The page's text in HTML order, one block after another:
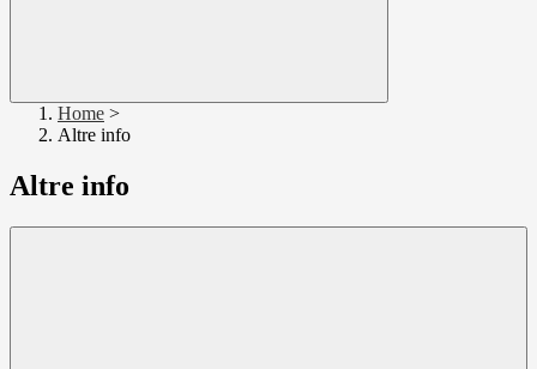
Home >
Altre info
Altre info